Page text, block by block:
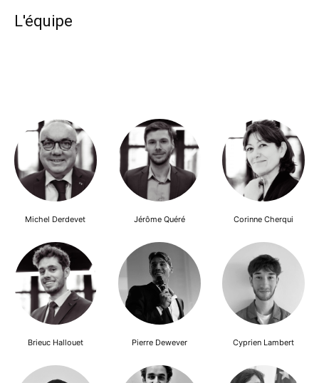
L'équipe
Michel Derdevet Jérôme Quéré Corinne Cherqui
Brieuc Hallouet Pierre Dewever Cyprien Lambert